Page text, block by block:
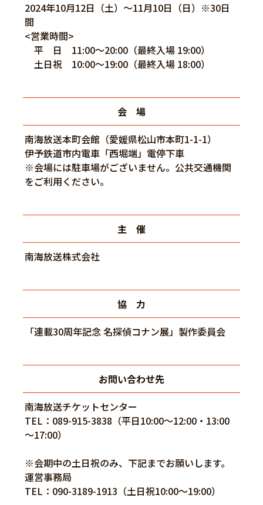
2024年10月12日（土）～11月10日（日）※30日
間
<営業時間>
平 日 11:00～20:00（最終入場 19:00）
土日祝 10:00～19:00（最終入場 18:00）
会 場
南海放送本町会館（愛媛県松山市本町1-1-1）
伊予鉄道市内電車「西堀端」電停下車
※会場には駐車場がございません。公共交通機関
をご利用ください。
主 催
南海放送株式会社
協 力
「連載30周年記念 名探偵コナン展」製作委員会
お問い合わせ先
南海放送チケットセンター
TEL：089-915-3838（平日10:00～12:00・13:00
～17:00）
※会期中の土日祝のみ、下記までお願いします。
運営事務局
TEL：090-3189-1913（土日祝10:00～19:00）